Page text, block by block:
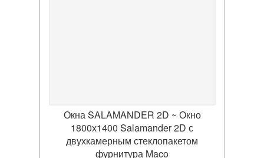
Окна SALAMANDER 2D ~ Окно
1800х1400 Salamander 2D с
двухкамерным стеклопакетом
фурнитура Maco